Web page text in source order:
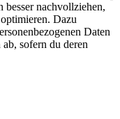
besser nachvollziehen,
Dazu
Daten
sofern du deren